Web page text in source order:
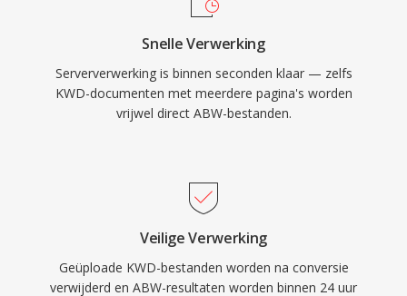
Snelle Verwerking
Serververwerking is binnen seconden klaar — zelfs
KWD-documenten met meerdere pagina's worden
vrijwel direct ABW-bestanden.
Veilige Verwerking
Geüploade KWD-bestanden worden na conversie
verwijderd en ABW-resultaten worden binnen 24 uur